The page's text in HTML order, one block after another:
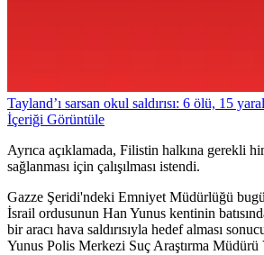
Tayland’ı sarsan okul saldırısı: 6 ölü, 15
İçeriği Görüntüle
Ayrıca açıklamada, Filistin halkına gerekli
sağlanması için çalışılması istendi.
Gazze Şeridi'ndeki Emniyet Müdürlüğü
İsrail ordusunun Han Yunus kentinin
bir aracı hava saldırısıyla hedef alması
Yunus Polis Merkezi Suç Araştırma Müdürü